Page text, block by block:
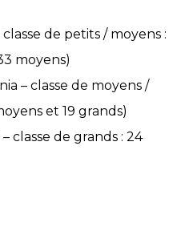
de petits / moyens :
moyens)
– classe de moyens /
et 19 grands)
classe de grands : 24